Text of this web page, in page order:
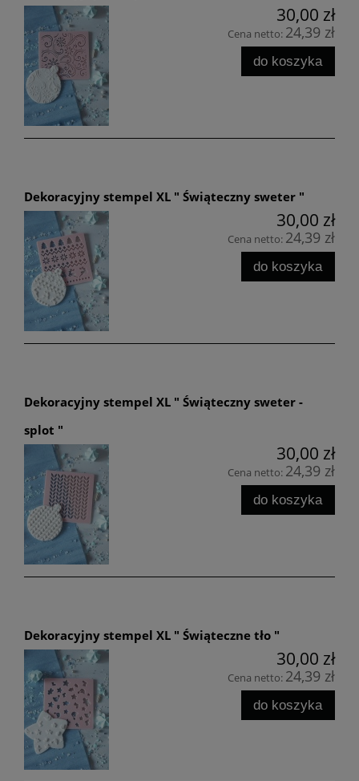
30,00 zł
Cena netto: 24,39 zł
do koszyka
Dekoracyjny stempel XL " Świąteczny sweter "
30,00 zł
Cena netto: 24,39 zł
do koszyka
Dekoracyjny stempel XL " Świąteczny sweter -
splot "
30,00 zł
Cena netto: 24,39 zł
do koszyka
Dekoracyjny stempel XL " Świąteczne tło "
30,00 zł
Cena netto: 24,39 zł
do koszyka